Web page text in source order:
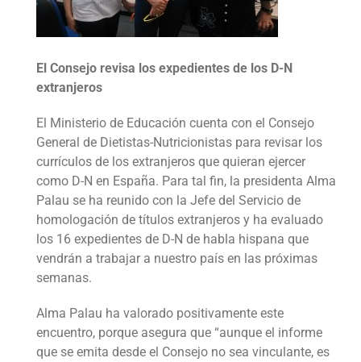
El Consejo revisa los expedientes de los D-N
extranjeros
El Ministerio de Educación cuenta con el Consejo
General de Dietistas-Nutricionistas para revisar los
currículos de los extranjeros que quieran ejercer
como D-N en España. Para tal fin, la presidenta Alma
Palau se ha reunido con la Jefe del Servicio de
homologación de títulos extranjeros y ha evaluado
los 16 expedientes de D-N de habla hispana que
vendrán a trabajar a nuestro país en las próximas
semanas.
Alma Palau ha valorado positivamente este
encuentro, porque asegura que “aunque el informe
que se emita desde el Consejo no sea vinculante, es